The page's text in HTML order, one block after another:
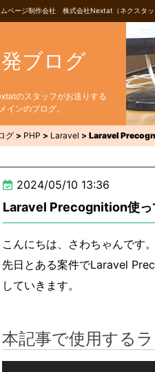
ページ制作会社 株式会社Nextat（ネクスタッ
ブログ
のスタッフがお送りする
インのブログ。
グ > PHP > Laravel > Laravel
2024/05/10 13:36
Laravel Precognition使
こんにちは、さわちゃんです。
先日とある案件でLaravel
していきます。
本記事で使用する